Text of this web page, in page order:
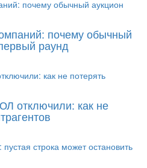
почему обычный
раунд
отключили: как не